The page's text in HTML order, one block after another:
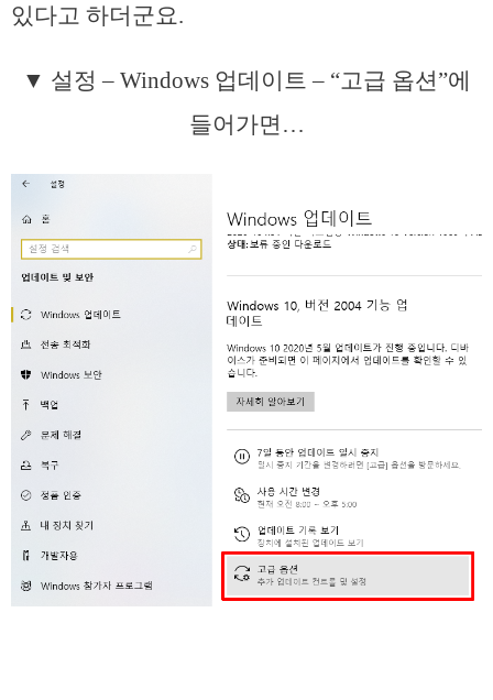
있다고 하더군요.
▼ 설정 – Windows 업데이트 – “고급 옵션”에
들어가면…